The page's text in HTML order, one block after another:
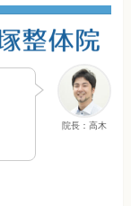
院長：高木